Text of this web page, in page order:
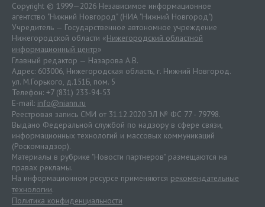
Copyright © 1999—2026 Независимое информационное
агентство "Нижний Новгород" (НИА "Нижний Новгород")
Учредитель — Государственное автономное учреждение
Нижегородской области «Нижегородский областной
информационный центр»
Главный редактор — Назарова А.В.
Адрес: 603006, Нижегородская область, г. Нижний Новгород.
ул. М.Горького, д.151Б, пом. 5
Телефон: +7 (831) 233-94-53
E-mail: info@niann.ru
Реестровая запись СМИ от 31.12.2020 ЭЛ № ФС 77 - 79798.
Выдано Федеральной службой по надзору в сфере связи,
информационных технологий и массовых коммуникаций
(Роскомнадзор).
Материалы в рубрике "Новости партнеров" размещаются на
правах рекламы.
На информационном ресурсе применяются рекомендательные
технологии.
Политика конфиденциальности